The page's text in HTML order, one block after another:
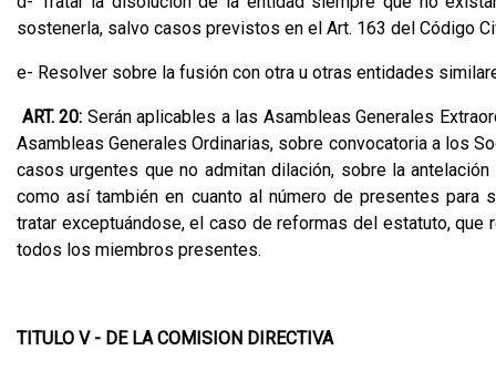
sostenerla, salvo casos previstos en el Art. 163 del Código
e- Resolver sobre la fusión con otra u otras entidades
ART. 20: Serán aplicables a las Asambleas Generales
Asambleas Generales Ordinarias, sobre convocatoria a los
casos urgentes que no admitan dilación, sobre la
como así también en cuanto al número de presentes para
tratar exceptuándose, el caso de reformas del estatuto,
todos los miembros presentes.
TITULO V - DE LA COMISION DIRECTIVA